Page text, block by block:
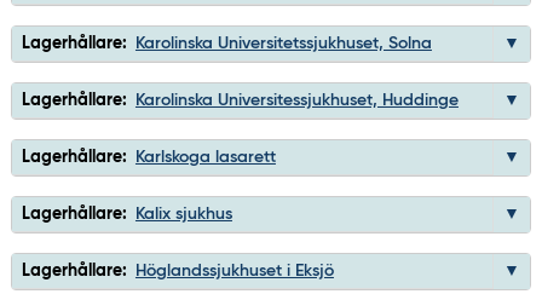
Lagerhållare: Karolinska Universitetssjukhuset, Solna
Lagerhållare: Karolinska Universitessjukhuset, Huddinge
Lagerhållare: Karlskoga lasarett
Lagerhållare: Kalix sjukhus
Lagerhållare: Höglandssjukhuset i Eksjö